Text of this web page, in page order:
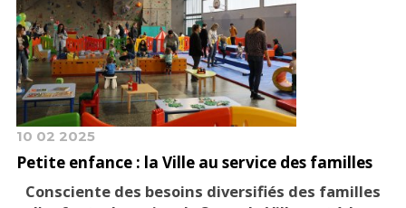
10 02 2025
Petite enfance : la Ville au service des familles
Consciente des besoins diversifiés des familles